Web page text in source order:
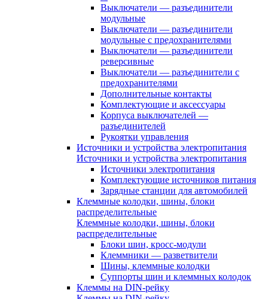
Выключатели — разъединители
модульные
Выключатели — разъединители
модульные с предохранителями
Выключатели — разъединители
реверсивные
Выключатели — разъединители с
предохранителями
Дополнительные контакты
Комплектующие и аксессуары
Корпуса выключателей —
разъединителей
Рукоятки управления
Источники и устройства электропитания
Источники и устройства электропитания
Источники электропитания
Комплектующие источников питания
Зарядные станции для автомобилей
Клеммные колодки, шины, блоки
распределительные
Клеммные колодки, шины, блоки
распределительные
Блоки шин, кросс-модули
Клеммники — разветвители
Шины, клеммные колодки
Суппорты шин и клеммных колодок
Клеммы на DIN-рейку